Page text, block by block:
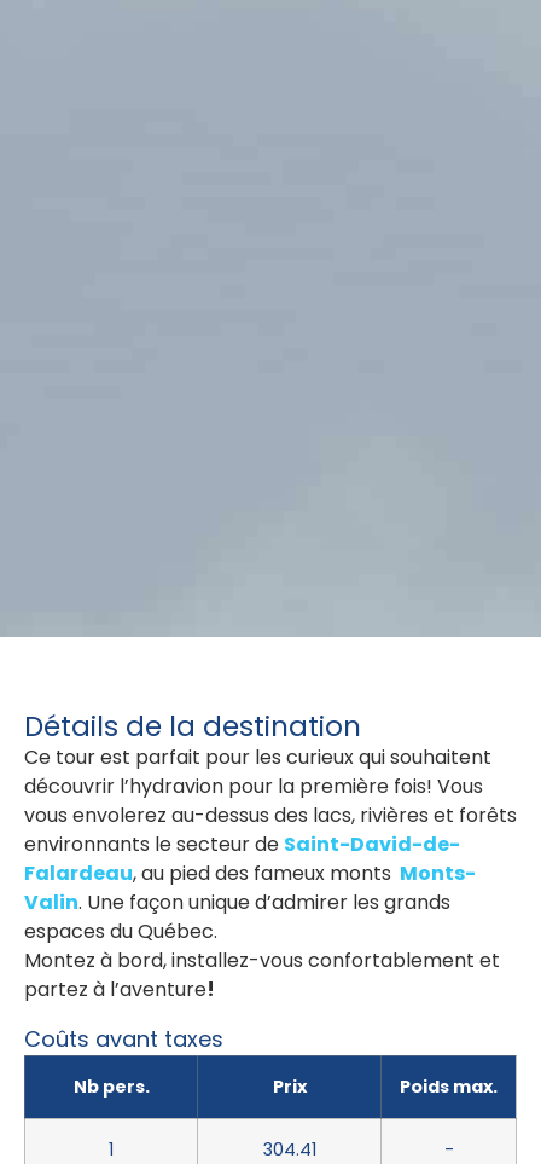
Détails de la destination
Ce tour est parfait pour les curieux qui souhaitent
découvrir l’hydravion pour la première fois! Vous
vous envolerez au-dessus des lacs, rivières et forêts
environnants le secteur de Saint-David-de-
Falardeau, au pied des fameux monts Monts-
Valin. Une façon unique d’admirer les grands
espaces du Québec.
Montez à bord, installez-vous confortablement et
partez à l’aventure!
Coûts avant taxes
Nb pers. Prix Poids max.
1 304.41 -